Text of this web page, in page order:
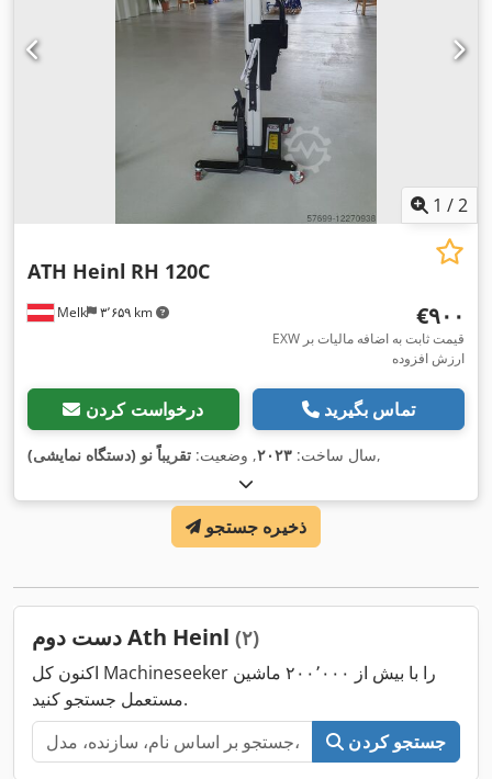
1 /2
Melk ۳٬۶۵۹ km
ATH Heinl RH 120C
‎€۹۰۰
EXW قیمت ثابت به اضافه مالیات بر
ارزش افزوده
درخواست کردن تماس بگیرید
سال ساخت: ۲۰۲۳, وضعیت: تقریباً نو (دستگاه نمایشی) ,
ذخیره جستجو
دست دوم Ath Heinl (۲)
اکنون کل Machineseeker را با بیش از ۲۰۰٬۰۰۰ ماشین
مستعمل جستجو کنید.
جستجو کردن